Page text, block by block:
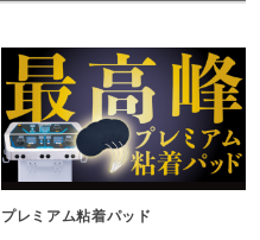
プレミアム粘着パッド